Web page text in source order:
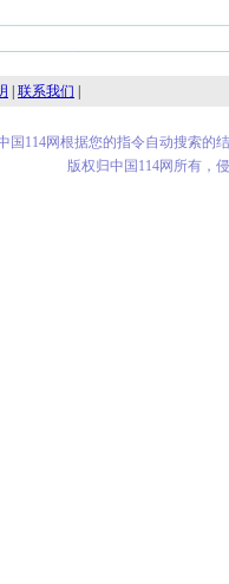
联系我们
国114网根据您的指令自动搜索的
版权归中国114网所有，